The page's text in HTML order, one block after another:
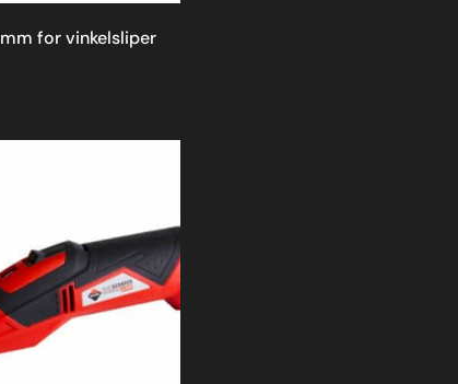
for vinkelsliper